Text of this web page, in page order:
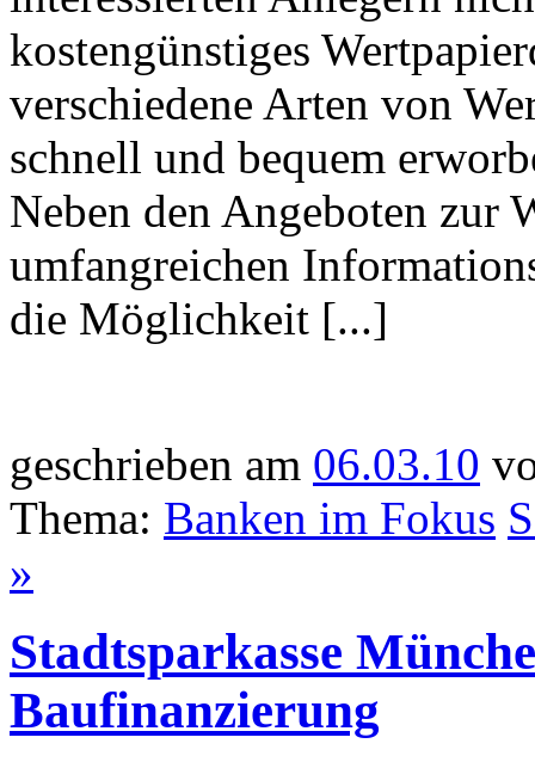
kostengünstiges
verschiedene Arten von
schnell und bequem
Neben den Angeboten zur
umfangreichen
die Möglichkeit [...]
geschrieben am 06.03.10
Thema: Banken im Fokus
»
Stadtsparkasse
Baufinanzierung